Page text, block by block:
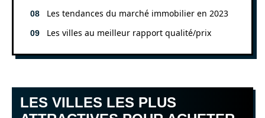
Les tendances du marché immobilier en 2023
Les villes au meilleur rapport qualité/prix
LES VILLES LES PLUS